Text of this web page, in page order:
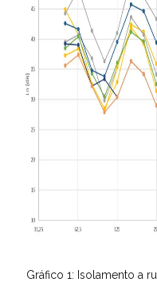
Gráfico 1: Isolamento a